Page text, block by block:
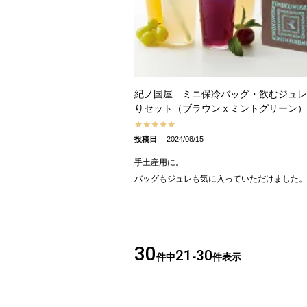
紀ノ国屋 ミニ保冷バッグ・飲むジュ
りセット（ブラウンｘミントグリーン）
投稿日 2024/08/15
手土産用に。
バッグもジュレも気に入っていただけました。
30件中21 -30件表示